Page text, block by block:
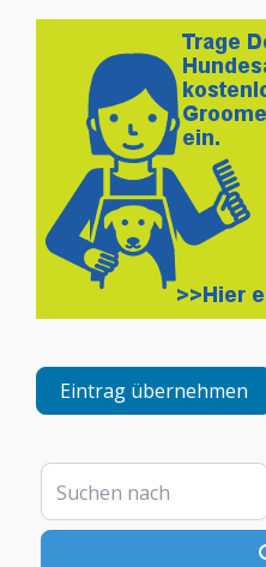
Eintrag übernehmen
Suchen nach